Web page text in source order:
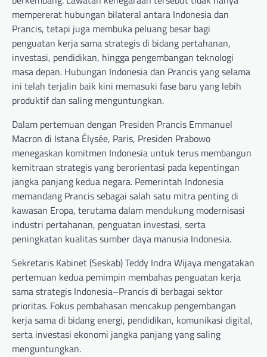
mempererat hubungan bilateral antara Indonesia dan
Prancis, tetapi juga membuka peluang besar bagi
penguatan kerja sama strategis di bidang pertahanan,
investasi, pendidikan, hingga pengembangan teknologi
masa depan. Hubungan Indonesia dan Prancis yang selama
ini telah terjalin baik kini memasuki fase baru yang lebih
produktif dan saling menguntungkan.
Dalam pertemuan dengan Presiden Prancis Emmanuel
Macron di Istana Élysée, Paris, Presiden Prabowo
menegaskan komitmen Indonesia untuk terus membangun
kemitraan strategis yang berorientasi pada kepentingan
jangka panjang kedua negara. Pemerintah Indonesia
memandang Prancis sebagai salah satu mitra penting di
kawasan Eropa, terutama dalam mendukung modernisasi
industri pertahanan, penguatan investasi, serta
peningkatan kualitas sumber daya manusia Indonesia.
Sekretaris Kabinet (Seskab) Teddy Indra Wijaya mengatakan
pertemuan kedua pemimpin membahas penguatan kerja
sama strategis Indonesia–Prancis di berbagai sektor
prioritas. Fokus pembahasan mencakup pengembangan
kerja sama di bidang energi, pendidikan, komunikasi digital,
serta investasi ekonomi jangka panjang yang saling
menguntungkan.